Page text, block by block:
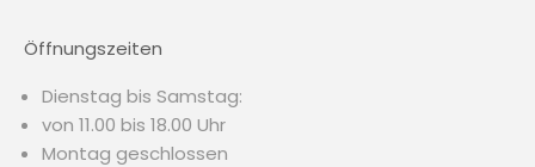
Öffnungszeiten
Dienstag bis Samstag:
von 11.00 bis 18.00 Uhr
Montag geschlossen